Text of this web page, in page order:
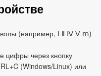
(например, Ⅰ Ⅱ Ⅳ Ⅴ ⅿ)
цифры через кнопку
(Windows/Linux) или